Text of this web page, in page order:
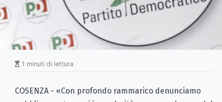
1 minuti di lettura
COSENZA - «Con profondo rammarico denunciamo